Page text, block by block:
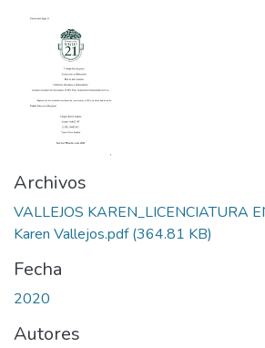
Archivos
VALLEJOS KAREN_LICENCIATURA
Karen Vallejos.pdf(364.81 KB)
Fecha
2020
Autores